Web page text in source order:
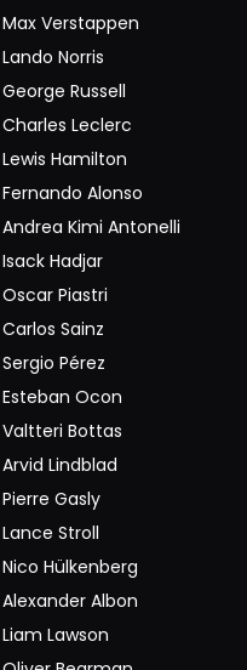
Max Verstappen
Lando Norris
George Russell
Charles Leclerc
Lewis Hamilton
Fernando Alonso
Andrea Kimi Antonelli
Isack Hadjar
Oscar Piastri
Carlos Sainz
Sergio Pérez
Esteban Ocon
Valtteri Bottas
Arvid Lindblad
Pierre Gasly
Lance Stroll
Nico Hülkenberg
Alexander Albon
Liam Lawson